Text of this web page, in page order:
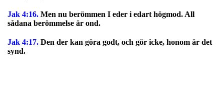
Jak 4:16. Men nu berömmen I eder i edart högmod. All
sådana berömmelse är ond.
Jak 4:17. Den der kan göra godt, och gör icke, honom är det
synd.